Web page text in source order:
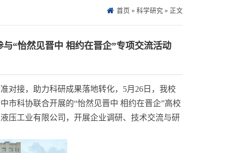
首页 » 科学研究 » 正文
“怡然见晋中 相约在晋企”专项交流活动
对接，助力科研成果落地转化， 5月26日，我校
市科协联合开展的“怡然见晋中 相约在晋企”高校
压工业有限公司，开展企业调研、技术交流与研